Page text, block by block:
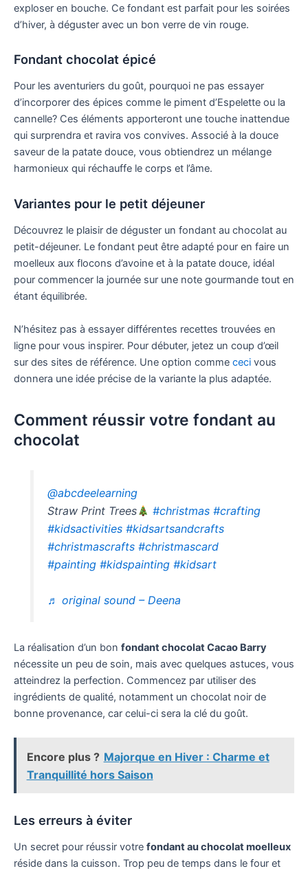
exploser en bouche. Ce fondant est parfait pour les soirées
d’hiver, à déguster avec un bon verre de vin rouge.
Fondant chocolat épicé
Pour les aventuriers du goût, pourquoi ne pas essayer
d’incorporer des épices comme le piment d’Espelette ou la
cannelle? Ces éléments apporteront une touche inattendue
qui surprendra et ravira vos convives. Associé à la douce
saveur de la patate douce, vous obtiendrez un mélange
harmonieux qui réchauffe le corps et l’âme.
Variantes pour le petit déjeuner
Découvrez le plaisir de déguster un fondant au chocolat au
petit-déjeuner. Le fondant peut être adapté pour en faire un
moelleux aux flocons d’avoine et à la patate douce, idéal
pour commencer la journée sur une note gourmande tout en
étant équilibrée.
N’hésitez pas à essayer différentes recettes trouvées en
ligne pour vous inspirer. Pour débuter, jetez un coup d’œil
sur des sites de référence. Une option comme ceci vous
donnera une idée précise de la variante la plus adaptée.
Comment réussir votre fondant au
chocolat
@abcdeelearning
Straw Print Trees
#christmas #crafting
#kidsactivities #kidsartsandcrafts
#christmascrafts #christmascard
#painting #kidspainting #kidsart
♬ original sound – Deena
La réalisation d’un bon fondant chocolat Cacao Barry
nécessite un peu de soin, mais avec quelques astuces, vous
atteindrez la perfection. Commencez par utiliser des
ingrédients de qualité, notamment un chocolat noir de
bonne provenance, car celui-ci sera la clé du goût.
Encore plus ? Majorque en Hiver : Charme et
Tranquillité hors Saison
Les erreurs à éviter
Un secret pour réussir votre fondant au chocolat moelleux
réside dans la cuisson. Trop peu de temps dans le four et